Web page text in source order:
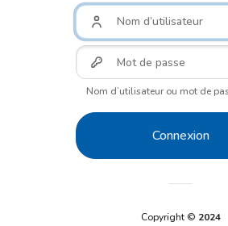
Nom d’utilisateur
Mot de passe
Nom d’utilisateur ou mot de
Connexion
Copyright © 2024